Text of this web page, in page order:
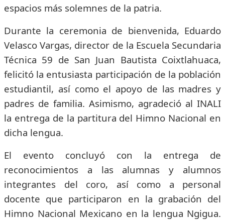
espacios más solemnes de la patria.
Durante la ceremonia de bienvenida, Eduardo
Velasco Vargas, director de la Escuela Secundaria
Técnica 59 de San Juan Bautista Coixtlahuaca,
felicitó la entusiasta participación de la población
estudiantil, así como el apoyo de las madres y
padres de familia. Asimismo, agradeció al INALI
la entrega de la partitura del Himno Nacional en
dicha lengua.
El evento concluyó con la entrega de
reconocimientos a las alumnas y alumnos
integrantes del coro, así como a personal
docente que participaron en la grabación del
Himno Nacional Mexicano en la lengua Ngigua.